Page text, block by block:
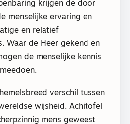
krijgen de door
menselijke ervaring en
en relatief
Waar de Heer gekend en
de menselijke kennis
verschil tussen
wijsheid. Achitofel
mens geweest